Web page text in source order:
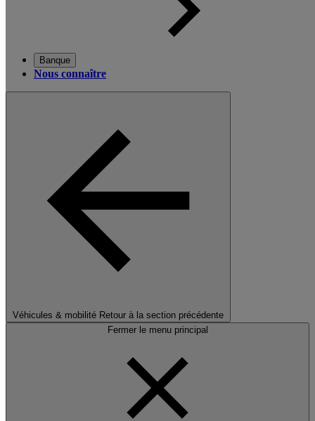
Banque
Nous connaître
Véhicules & mobilité Retour à la section précédente
Fermer le menu principal